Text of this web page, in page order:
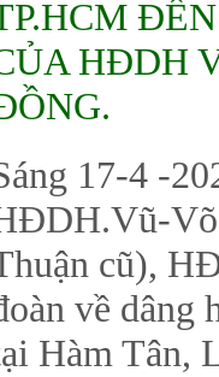
HĐDH
17-4 -
cũ),
về
Hàm Tân,